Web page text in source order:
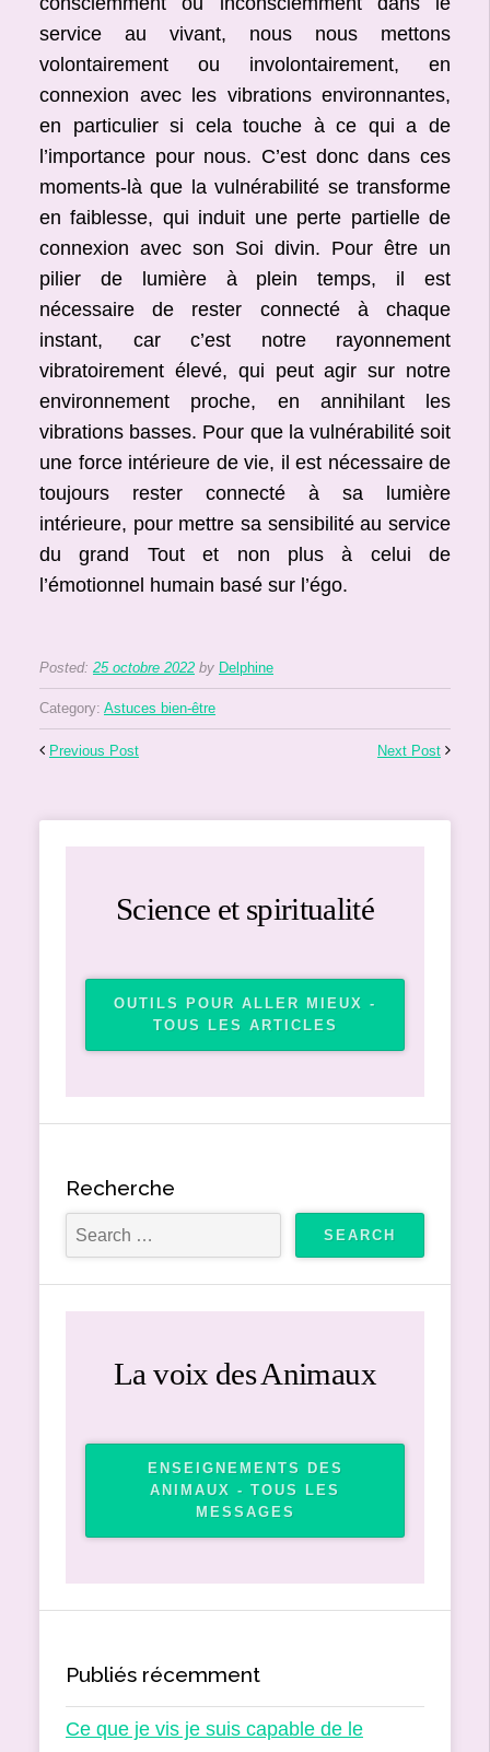
service au vivant, nous nous mettons
volontairement ou involontairement, en
connexion avec les vibrations environnantes,
en particulier si cela touche à ce qui a de
l’importance pour nous. C’est donc dans ces
moments-là que la vulnérabilité se transforme
en faiblesse, qui induit une perte partielle de
connexion avec son Soi divin. Pour être un
pilier de lumière à plein temps, il est
nécessaire de rester connecté à chaque
instant, car c’est notre rayonnement
vibratoirement élevé, qui peut agir sur notre
environnement proche, en annihilant les
vibrations basses. Pour que la vulnérabilité soit
une force intérieure de vie, il est nécessaire de
toujours rester connecté à sa lumière
intérieure, pour mettre sa sensibilité au service
du grand Tout et non plus à celui de
l’émotionnel humain basé sur l’égo.
Posted: 25 octobre 2022 by Delphine
Category: Astuces bien-être
Previous Post Next Post
Science et spiritualité
OUTILS POUR ALLER MIEUX -
TOUS LES ARTICLES
Recherche
La voix des Animaux
ENSEIGNEMENTS DES
ANIMAUX - TOUS LES
MESSAGES
Publiés récemment
Ce que je vis je suis capable de le